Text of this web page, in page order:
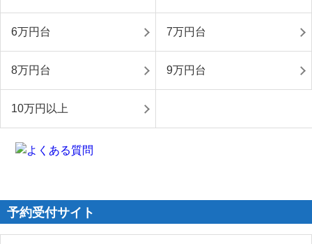
6万円台 7万円台
8万円台 9万円台
10万円以上
予約受付サイト